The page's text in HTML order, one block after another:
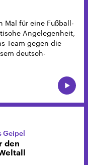
Mal für eine Fußball-
Angelegenheit,
Team gegen die
deutsch-
Geipel
den